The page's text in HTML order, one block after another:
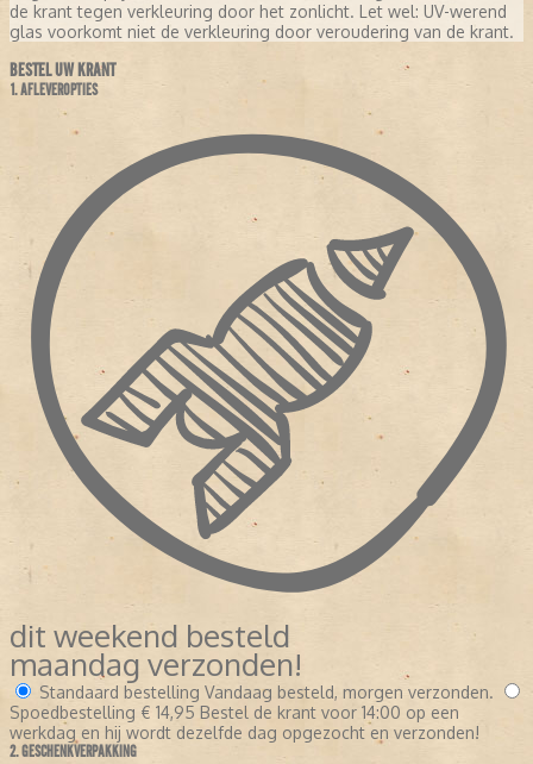
de krant tegen verkleuring door het zonlicht. Let wel: UV-werend
glas voorkomt niet de verkleuring door veroudering van de krant.
BESTEL UW KRANT
1. AFLEVEROPTIES
dit weekend besteld
maandag verzonden!
Standaard bestelling Vandaag besteld, morgen verzonden.
Spoedbestelling € 14,95 Bestel de krant voor 14:00 op een
werkdag en hij wordt dezelfde dag opgezocht en verzonden!
2. GESCHENKVERPAKKING